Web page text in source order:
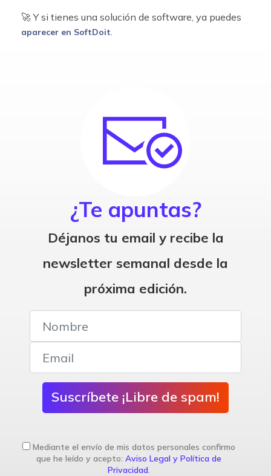
🚀 Y si tienes una solución de software, ya puedes
aparecer en SoftDoit.
¿Te apuntas?
Déjanos tu email y recibe la
newsletter semanal desde la
próxima edición.
Suscríbete ¡Libre de spam!
Mediante el envío de mis datos personales confirmo
que he leído y acepto: Aviso Legal y Política de
Privacidad.